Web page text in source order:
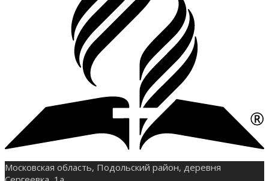
Московская область, Подольский район, деревня